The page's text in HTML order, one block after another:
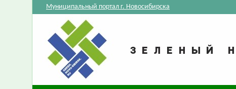
Муниципальный портал г. Новосибирска